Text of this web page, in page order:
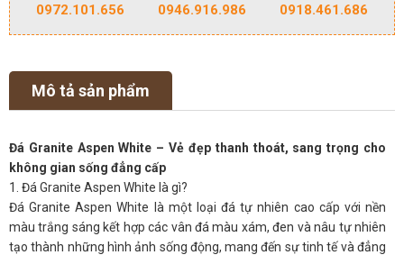
0972.101.656 0946.916.986 0918.461.686
Mô tả sản phẩm
Đá Granite Aspen White – Vẻ đẹp thanh thoát, sang trọng cho
không gian sống đẳng cấp
1. Đá Granite Aspen White là gì?
Đá Granite Aspen White là một loại đá tự nhiên cao cấp với nền
màu trắng sáng kết hợp các vân đá màu xám, đen và nâu tự nhiên
tạo thành những hình ảnh sống động, mang đến sự tinh tế và đẳng